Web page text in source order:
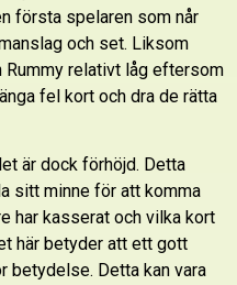
första spelaren som når
och set. Liksom
Rummy relativt låg eftersom
fel kort och dra de rätta
är dock förhöjd. Detta
sitt minne för att komma
har kasserat och vilka kort
här betyder att ett gott
betydelse. Detta kan vara